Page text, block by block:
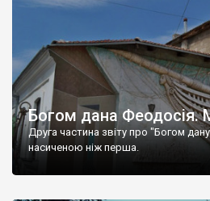
Богом дана Феодосія.
Друга частина звіту про "Богом
насиченою ніж перша.